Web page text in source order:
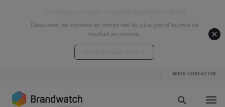
Découvrez les données en temps réel du plus grand tournoi de
football au monde.
NOUS CONTACTER